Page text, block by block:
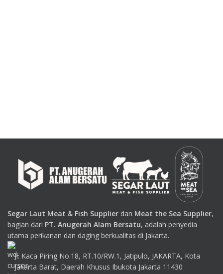
Segar Laut Meat & Fish Supplier dan Meat the Sea Supplier,
bagian dari PT. Anugerah Alam Bersatu, adalah penyedia
utama perikanan dan daging berkualitas di Jakarta.
Jl. Kaca Piring No.18, RT.10/RW.1, Jatipulo, JAKARTA, Kota
Jakarta Barat, Daerah Khusus Ibukota Jakarta 11430